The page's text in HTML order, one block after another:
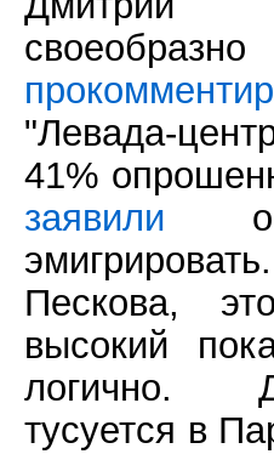
своеобразно
"Левада-
41%
заявили о
Пескова,
высокий
логично.
тусуется в